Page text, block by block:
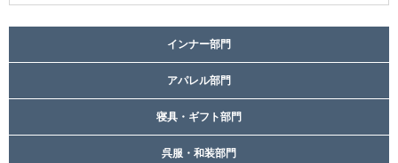
インナー部門
アパレル部門
寝具・ギフト部門
呉服・和装部門